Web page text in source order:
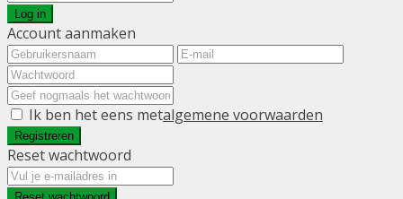
Log in
Account aanmaken
Ik ben het eens metalgemene voorwaarden
Registreren
Reset wachtwoord